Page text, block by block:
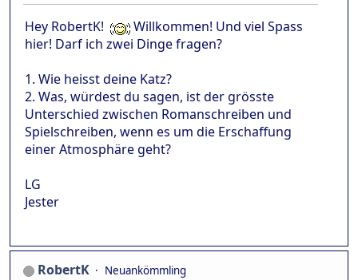
Hey RobertK!
Willkommen! Und viel Spass
hier! Darf ich zwei Dinge fragen?
1. Wie heisst deine Katz?
2. Was, würdest du sagen, ist der grösste
Unterschied zwischen Romanschreiben und
Spielschreiben, wenn es um die Erschaffung
einer Atmosphäre geht?
LG
Jester
RobertK
Neuankömmling